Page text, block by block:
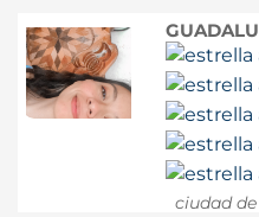
ciudad